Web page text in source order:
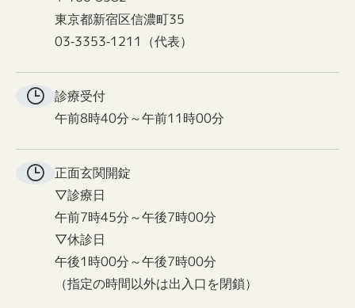
東京都新宿区信濃町35
03-3353-1211（代表）
診療受付
午前8時40分～午前11時00分
正面玄関開錠
▽診療日
午前7時45分～午後7時00分
▽休診日
午後1時00分～午後7時00分
（指定の時間以外は出入口を閉鎖）